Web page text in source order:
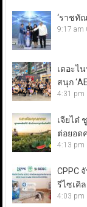
‘ราชทัณ
9:17 am
เดอะไ
สนุก
4:31 pm
เจียไต๋
ต่อยอด
4:13 pm
CPPC
รีไซเคิ
4:03 pm